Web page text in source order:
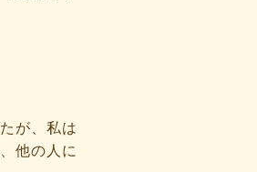
が、私は
他の人に